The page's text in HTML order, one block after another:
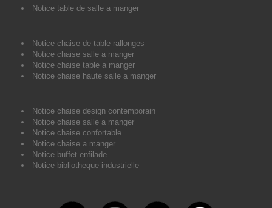
Notice table de salle a manger
Notice chaise de table rallonges
Notice chaise salle a manger
Notice chaise table a manger
Notice chaise haute salle a manger
Notice chaise design contemporain
Notice chaise salle a manger
Notice chaise confortable
Notice chaise a manger
Notice buffet enfilade
Notice bibliotheque industrielle